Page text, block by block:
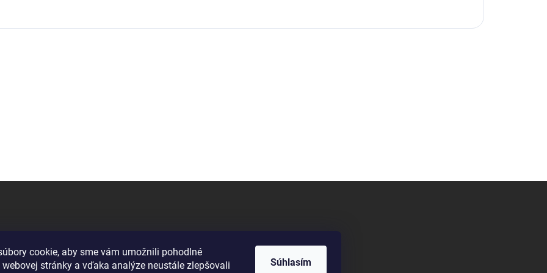
cookie, aby sme vám umožnili pohodlné
stránky a vďaka analýze neustále zlepšovali
Súhlasím